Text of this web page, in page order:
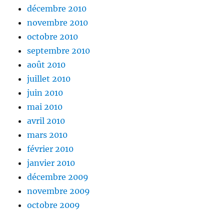
décembre 2010
novembre 2010
octobre 2010
septembre 2010
août 2010
juillet 2010
juin 2010
mai 2010
avril 2010
mars 2010
février 2010
janvier 2010
décembre 2009
novembre 2009
octobre 2009